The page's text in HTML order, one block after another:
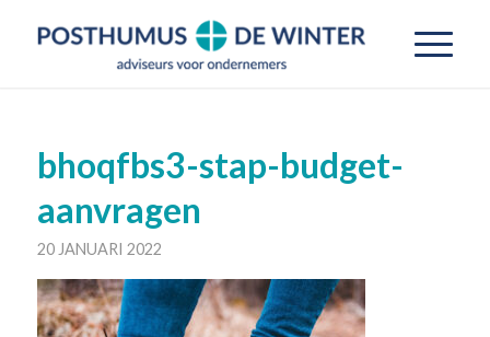
bhoqfbs3-stap-budget-
aanvragen
20 JANUARI 2022